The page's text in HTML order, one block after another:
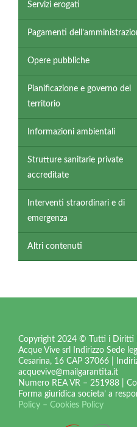
Servizi erogati
Pagamenti
Opere pubbliche
Pianificazione e governo del
territorio
Informazioni ambientali
Strutture sanitarie private
accreditate
Interventi straordinari e di
emergenza
Altri contenuti
Copyright 2024 © Tutti i Diritti
Acque Vive srl Indirizzo Sede
Cesarina, 16 CAP 37066 |
acquevive@mailgarantita.it
Numero REA VR – 251988 |
Forma giuridica societa’ a
Policy – Cookies Policy